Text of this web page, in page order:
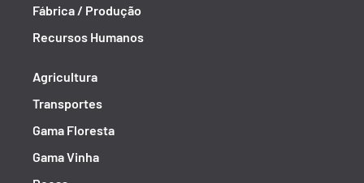
Fábrica / Produção
Recursos Humanos
Agricultura
Transportes
Gama Floresta
Gama Vinha